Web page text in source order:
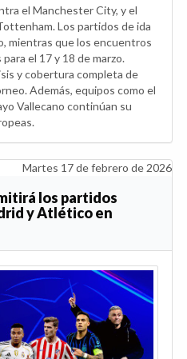
el Manchester City, y el
Los partidos de ida
mientras que los encuentros
el 17 y 18 de marzo.
y cobertura completa de
Además, equipos como el
Vallecano continúan su
Martes 17 de febrero de 2026
los partidos
y Atlético en